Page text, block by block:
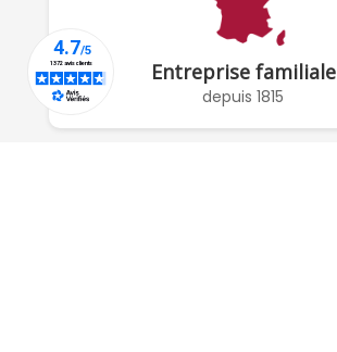
Entreprise familiale
depuis 1815